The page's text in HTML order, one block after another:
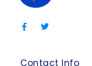
Contact Info